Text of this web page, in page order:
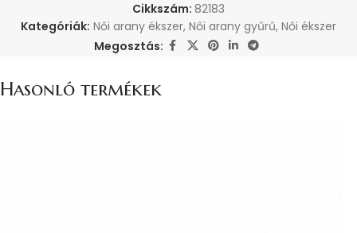
Cikkszám: 82183
Kategóriák: Női arany ékszer, Női arany gyűrű, Női ékszer
Megosztás:
Hasonló termékek